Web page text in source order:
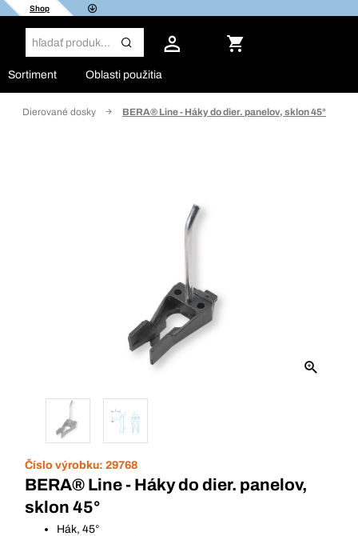
Shop
Sortiment Oblasti použitia
Dierované dosky BERA® Line - Háky do dier. panelov, sklon 45°
Číslo výrobku: 29768
BERA® Line - Háky do dier. panelov,
sklon 45°
Hák, 45°